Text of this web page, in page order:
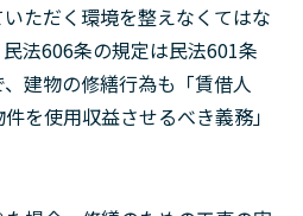
ただく環境を整えなくてはな
法606条の規定は民法601条
建物の修繕行為も「賃借人
を使用収益させるべき義務」